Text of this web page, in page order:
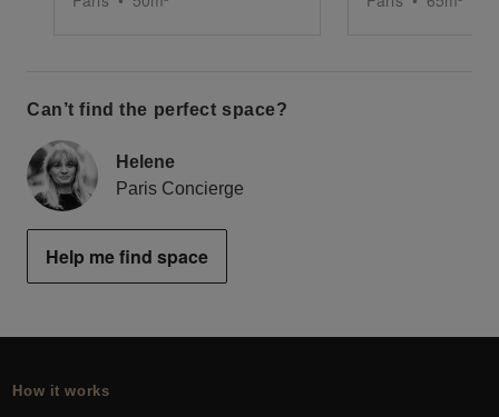
Can’t find the perfect space?
Helene
Paris Concierge
Help me find space
How it works